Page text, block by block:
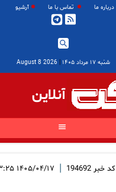
درباره ما تماس با ما آرشیو
شنبه ۱۷ مرداد ۱۴۰۵ |
2026 August 8
آنلاین
کد خبر 194692
| ۱۴۰۵/۰۴/۱۷ ۲۳:۲۵